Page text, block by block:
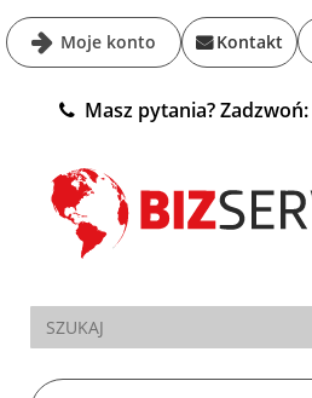
Moje konto Kontakt
Masz pytania? Zadzwoń: